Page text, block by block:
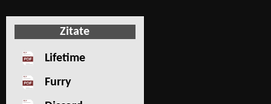
Zitate
Lifetime
Furry